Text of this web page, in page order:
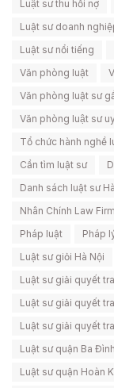
Luật sư thu hồi nợ
Luật sư doanh
Luật sư nổi tiếng
Văn phòng luật
Văn phòng luật sư
Văn phòng luật sư
Tổ chức hành nghề
Cần tìm luật sư
Danh sách luật sư
Nhân Chính Law Firm
Pháp luật
Pháp
Luật sư giỏi Hà Nội
Luật sư giải quyết
Luật sư giải quyết
Luật sư giải quyết
Luật sư quận Ba Đình
Luật sư quận Hoàn